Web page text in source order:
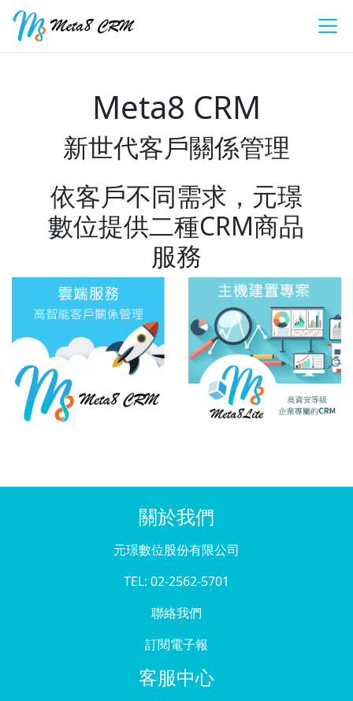
Meta8 CRM
新世代客戶關係管理
依客戶不同需求，元璟
數位提供二種CRM商品
服務
關於我們
元璟數位股份有限公司
TEL: 02-2562-5701
聯絡我們
訂閱電子報
客服中心